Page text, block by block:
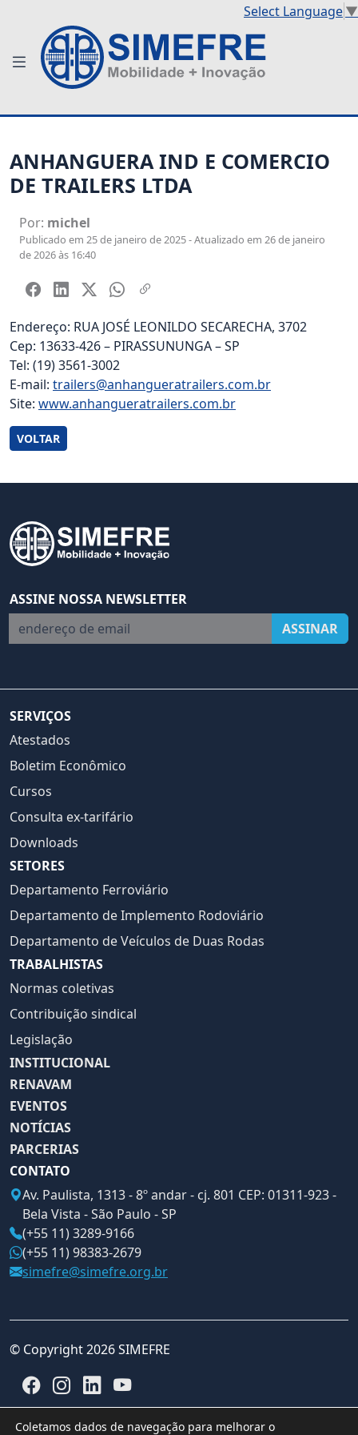
Select Language▼
ANHANGUERA IND E COMERCIO
DE TRAILERS LTDA
Por: michel
Publicado em 25 de janeiro de 2025 - Atualizado em 26 de janeiro
de 2026 às 16:40
Endereço: RUA JOSÉ LEONILDO SECARECHA, 3702
Cep: 13633-426 – PIRASSUNUNGA – SP
Tel: (19) 3561-3002
E-mail: trailers@anhangueratrailers.com.br
Site: www.anhangueratrailers.com.br
VOLTAR
ASSINE NOSSA NEWSLETTER
endereço de email
ASSINAR
SERVIÇOS
Atestados
Boletim Econômico
Cursos
Consulta ex-tarifário
Downloads
SETORES
Departamento Ferroviário
Departamento de Implemento Rodoviário
Departamento de Veículos de Duas Rodas
TRABALHISTAS
Normas coletivas
Contribuição sindical
Legislação
INSTITUCIONAL
RENAVAM
EVENTOS
NOTÍCIAS
PARCERIAS
CONTATO
Av. Paulista, 1313 - 8º andar - cj. 801 CEP: 01311-923 -
Bela Vista - São Paulo - SP
(+55 11) 3289-9166
(+55 11) 98383-2679
simefre@simefre.org.br
© Copyright 2026 SIMEFRE
Coletamos dados de navegação para melhorar o